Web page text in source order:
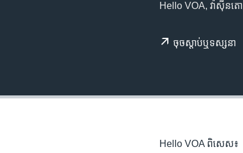
Hello VOA, វ៉ាស៊ីនត
ចុច​​ស្តាប់​ឬ​ទស្សនា
Hello VOA ពិសេស៖